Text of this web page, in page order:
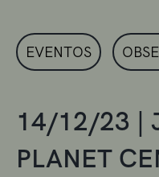
EVENTOS
14/12/23 |
PLANET